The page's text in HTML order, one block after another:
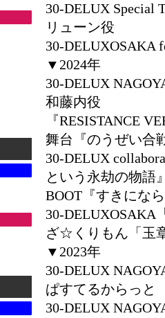
30-DELUX Special
リューン役
30-DELUXOSAKA
▼2024年
30-DELUX
和藤内役
『RESISTANCE
舞台『のうぜい合
30-DELUX
という永劫の物語
BOOT『すきにな
30-DELUXOSAKA
ざ☆くりもん「玉
▼2023年
30-DELUX
ぱすてるからっと
30-DELUX